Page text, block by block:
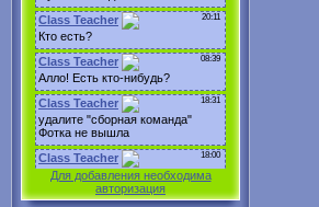
Для добавления необходима
авторизация